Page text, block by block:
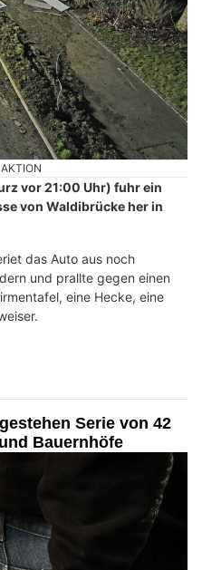
vor 21:00 Uhr) fuhr ein
von Waldibrücke her in
das Auto aus noch
und prallte gegen einen
eine Hecke, eine
Serie von 42
Bauernhöfe